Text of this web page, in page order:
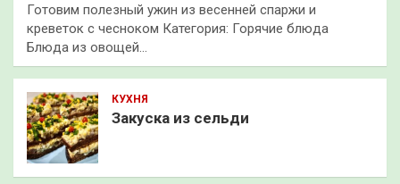
Готовим полезный ужин из весенней спаржи и
креветок с чесноком Категория: Горячие блюда
Блюда из овощей…
КУХНЯ
Закуска из сельди